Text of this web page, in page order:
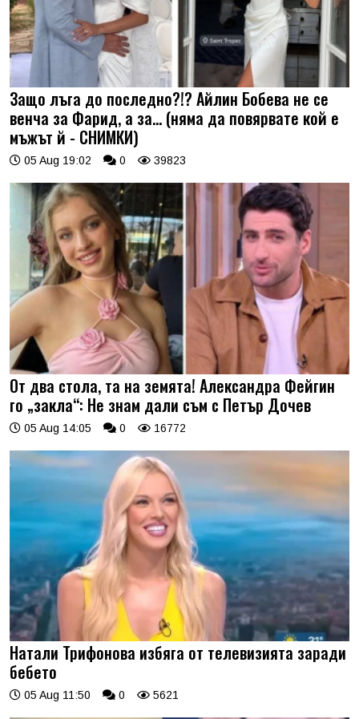
Защо лъга до последно?!? Айлин Бобева не се
венча за Фарид, а за... (няма да повярвате кой е
мъжът й - СНИМКИ)
05 Aug 19:02 0 39823
От два стола, та на земята! Александра Фейгин
го „закла“: Не знам дали съм с Петър Дочев
05 Aug 14:05 0 16772
Натали Трифонова избяга от телевизията заради
бебето
05 Aug 11:50 0 5621